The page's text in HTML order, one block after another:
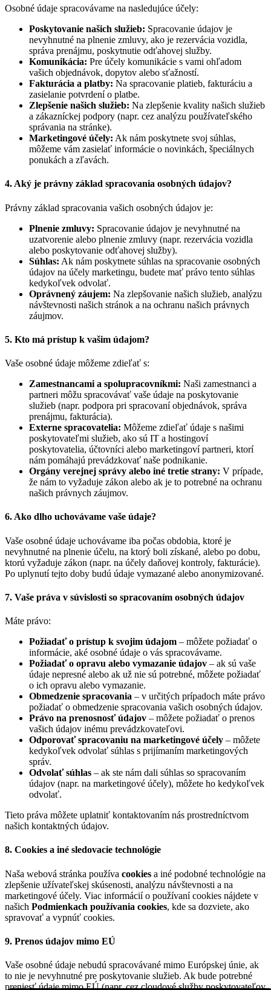
Osobné údaje spracovávame na nasledujúce účely:
Poskytovanie našich služieb: Spracovanie údajov je
nevyhnutné na plnenie zmluvy, ako je rezervácia vozidla,
správa prenájmu, poskytnutie odťahovej služby.
Komunikácia: Pre účely komunikácie s vami ohľadom
vašich objednávok, dopytov alebo sťažností.
Fakturácia a platby: Na spracovanie platieb, fakturáciu a
zasielanie potvrdení o platbe.
Zlepšenie našich služieb: Na zlepšenie kvality našich služieb
a zákazníckej podpory (napr. cez analýzu používateľského
správania na stránke).
Marketingové účely: Ak nám poskytnete svoj súhlas,
môžeme vám zasielať informácie o novinkách, špeciálnych
ponukách a zľavách.
4. Aký je právny základ spracovania osobných údajov?
Právny základ spracovania vašich osobných údajov je:
Plnenie zmluvy: Spracovanie údajov je nevyhnutné na
uzatvorenie alebo plnenie zmluvy (napr. rezervácia vozidla
alebo poskytovanie odťahovej služby).
Súhlas: Ak nám poskytnete súhlas na spracovanie osobných
údajov na účely marketingu, budete mať právo tento súhlas
kedykoľvek odvolať.
Oprávnený záujem: Na zlepšovanie našich služieb, analýzu
návštevnosti našich stránok a na ochranu našich právnych
záujmov.
5. Kto má prístup k vašim údajom?
Vaše osobné údaje môžeme zdieľať s:
Zamestnancami a spolupracovníkmi: Naši zamestnanci a
partneri môžu spracovávať vaše údaje na poskytovanie
služieb (napr. podpora pri spracovaní objednávok, správa
prenájmu, fakturácia).
Externe spracovatelia: Môžeme zdieľať údaje s našimi
poskytovateľmi služieb, ako sú IT a hostingoví
poskytovatelia, účtovníci alebo marketingoví partneri, ktorí
nám pomáhajú prevádzkovať naše podnikanie.
Orgány verejnej správy alebo iné tretie strany: V prípade,
že nám to vyžaduje zákon alebo ak je to potrebné na ochranu
našich právnych záujmov.
6. Ako dlho uchovávame vaše údaje?
Vaše osobné údaje uchovávame iba počas obdobia, ktoré je
nevyhnutné na plnenie účelu, na ktorý boli získané, alebo po dobu,
ktorú vyžaduje zákon (napr. na účely daňovej kontroly, fakturácie).
Po uplynutí tejto doby budú údaje vymazané alebo anonymizované.
7. Vaše práva v súvislosti so spracovaním osobných údajov
Máte právo:
Požiadať o prístup k svojim údajom – môžete požiadať o
informácie, aké osobné údaje o vás spracovávame.
Požiadať o opravu alebo vymazanie údajov – ak sú vaše
údaje nepresné alebo ak už nie sú potrebné, môžete požiadať
o ich opravu alebo vymazanie.
Obmedzenie spracovania – v určitých prípadoch máte právo
požiadať o obmedzenie spracovania vašich osobných údajov.
Právo na prenosnosť údajov – môžete požiadať o prenos
vašich údajov inému prevádzkovateľovi.
Odporovať spracovaniu na marketingové účely – môžete
kedykoľvek odvolať súhlas s prijímaním marketingových
správ.
Odvolať súhlas – ak ste nám dali súhlas so spracovaním
údajov (napr. na marketingové účely), môžete ho kedykoľvek
odvolať.
Tieto práva môžete uplatniť kontaktovaním nás prostredníctvom
našich kontaktných údajov.
8. Cookies a iné sledovacie technológie
Naša webová stránka používa cookies a iné podobné technológie na
zlepšenie užívateľskej skúsenosti, analýzu návštevnosti a na
marketingové účely. Viac informácií o používaní cookies nájdete v
našich Podmienkach používania cookies, kde sa dozviete, ako
spravovať a vypnúť cookies.
9. Prenos údajov mimo EÚ
Vaše osobné údaje nebudú spracovávané mimo Európskej únie, ak
to nie je nevyhnutné pre poskytovanie služieb. Ak bude potrebné
preniesť údaje mimo EÚ (napr. cez cloudové služby poskytovateľov